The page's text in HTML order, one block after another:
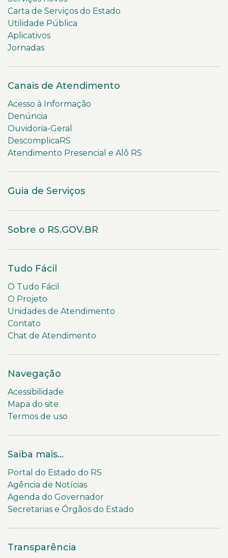
Carta de Serviços do Estado
Utilidade Pública
Aplicativos
Jornadas
Canais de Atendimento
Acesso à Informação
Denúncia
Ouvidoria-Geral
DescomplicaRS
Atendimento Presencial e Alô RS
Guia de Serviços
Sobre o RS.GOV.BR
Tudo Fácil
O Tudo Fácil
O Projeto
Unidades de Atendimento
Contato
Chat de Atendimento
Navegação
Acessibilidade
Mapa do site
Termos de uso
Saiba mais...
Portal do Estado do RS
Agência de Notícias
Agenda do Governador
Secretarias e Órgãos do Estado
Transparência